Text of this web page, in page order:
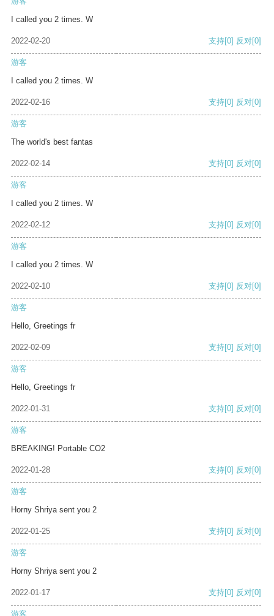
I called you 2 times. W
2022-02-20 支持[0] 反对[0]
游客
I called you 2 times. W
2022-02-16 支持[0] 反对[0]
游客
The world's best fantas
2022-02-14 支持[0] 反对[0]
游客
I called you 2 times. W
2022-02-12 支持[0] 反对[0]
游客
I called you 2 times. W
2022-02-10 支持[0] 反对[0]
游客
Hello, Greetings fr
2022-02-09 支持[0] 反对[0]
游客
Hello, Greetings fr
2022-01-31 支持[0] 反对[0]
游客
BREAKING! Portable CO2
2022-01-28 支持[0] 反对[0]
游客
Horny Shriya sent you 2
2022-01-25 支持[0] 反对[0]
游客
Horny Shriya sent you 2
2022-01-17 支持[0] 反对[0]
游客